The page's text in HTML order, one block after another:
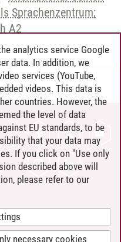
Sprachenzentrum;
A2
analytics service Google
data. In addition, we
services (YouTube,
videos. This data is
countries. However, the
the level of data
EU standards, to be
that your data may
If you click on "Use only
described above will
please refer to our
necessary cookies